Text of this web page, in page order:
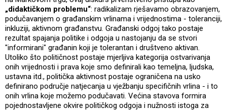
„didaktičkom problemu“: radikalizam rješavamo obrazovanjem,
podučavanjem o građanskim vrlinama i vrijednostima - toleranciji,
inkluziji, aktivnom građanstvu. Građanski odgoj tako postaje
rezultat spajanja politike i odgoja u nastojanju da se stvori
"informirani" građanin koji je tolerantan i društveno aktivan.
Utoliko što političnost postaje mjerljiva kategorija ostvarivanja
onih vrijednosti i prava koje smo definirali kao temeljna, ljudska,
ustavna itd., politička aktivnost postaje ograničena na usko
definirano područje natjecanja u vježbanju specifičnih vrlina - i to
onih vrlina koje možemo podučavati. Većina stavova formira
pojednostavljene okvire političkog odgoja i nužnosti istoga za